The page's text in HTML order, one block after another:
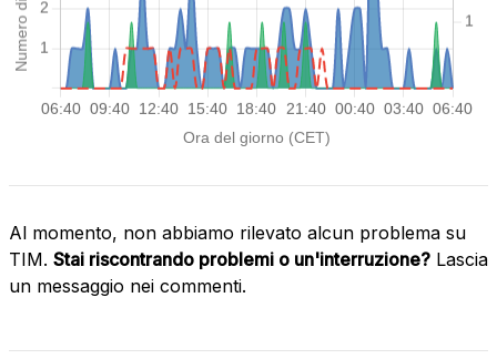
Al momento, non abbiamo rilevato alcun problema su
TIM. Stai riscontrando problemi o un'interruzione? Lascia
un messaggio nei commenti.